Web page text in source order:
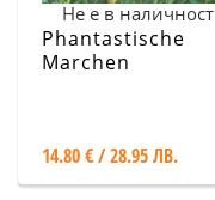
Не е в наличност
Phantastische
Marchen
14.80 € / 28.95 ЛВ.